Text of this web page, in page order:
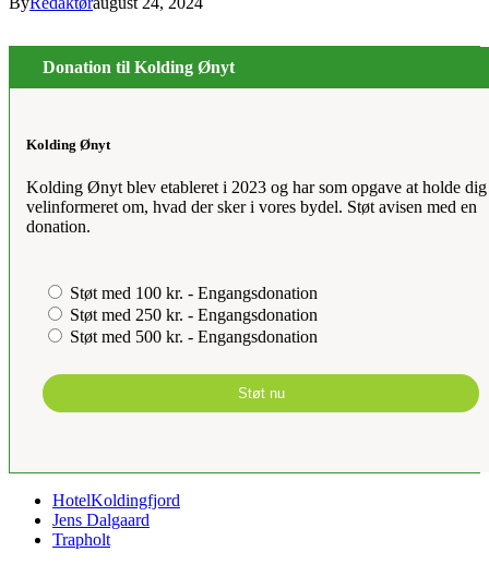
Donation til Kolding Ønyt
Kolding Ønyt
Kolding Ønyt blev etableret i 2023 og har som opgave at holde dig
velinformeret om, hvad der sker i vores bydel. Støt avisen med en
donation.
Støt med 100 kr. - Engangsdonation
Støt med 250 kr. - Engangsdonation
Støt med 500 kr. - Engangsdonation
Støt nu
HotelKoldingfjord
Jens Dalgaard
Trapholt